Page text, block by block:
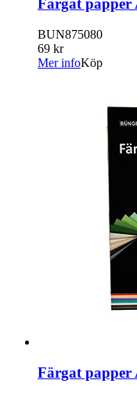
Färgat papper
BUN875080
69 kr
Mer infoKöp
Färgat papper